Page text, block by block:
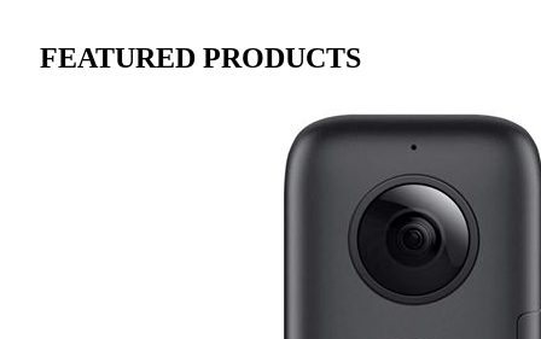
FEATURED PRODUCTS